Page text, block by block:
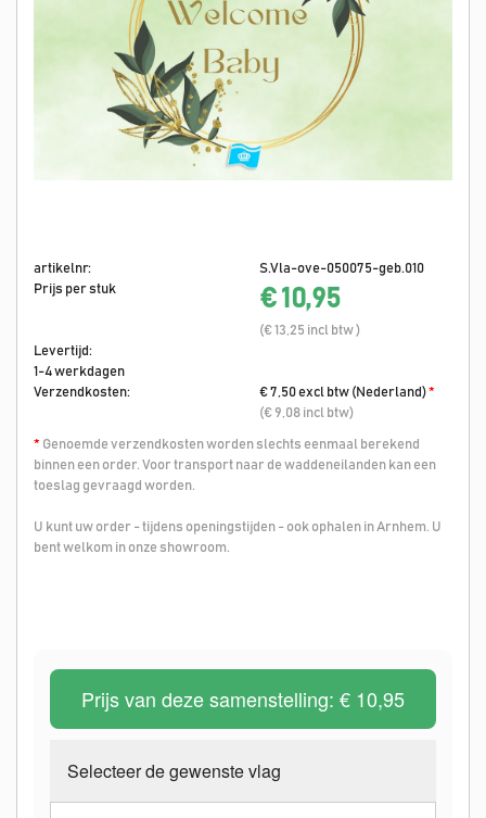
artikelnr:
S.Vla-ove-050075-geb.010
Prijs per stuk
€ 10,95
(€ 13,25 incl btw )
Levertijd:
1-4 werkdagen
Verzendkosten:
€ 7,50 excl btw (Nederland)*
(€ 9,08 incl btw)
* Genoemde verzendkosten worden slechts eenmaal berekend
binnen een order. Voor transport naar de waddeneilanden kan een
toeslag gevraagd worden.
U kunt uw order - tijdens openingstijden - ook ophalen in Arnhem. U
bent welkom in onze showroom.
Prijs van deze samenstelling: € 10,95
Selecteer de gewenste vlag